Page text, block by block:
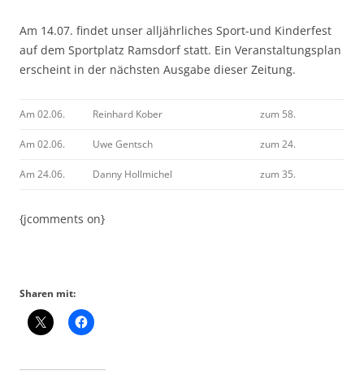
Am 14.07. findet unser alljährliches Sport-und Kinderfest
auf dem Sportplatz Ramsdorf statt. Ein Veranstaltungsplan
erscheint in der nächsten Ausgabe dieser Zeitung.
Am 02.06. Reinhard Kober zum 58.
Am 02.06. Uwe Gentsch zum 24.
Am 24.06. Danny Hollmichel zum 35.
{jcomments on}
Sharen mit: